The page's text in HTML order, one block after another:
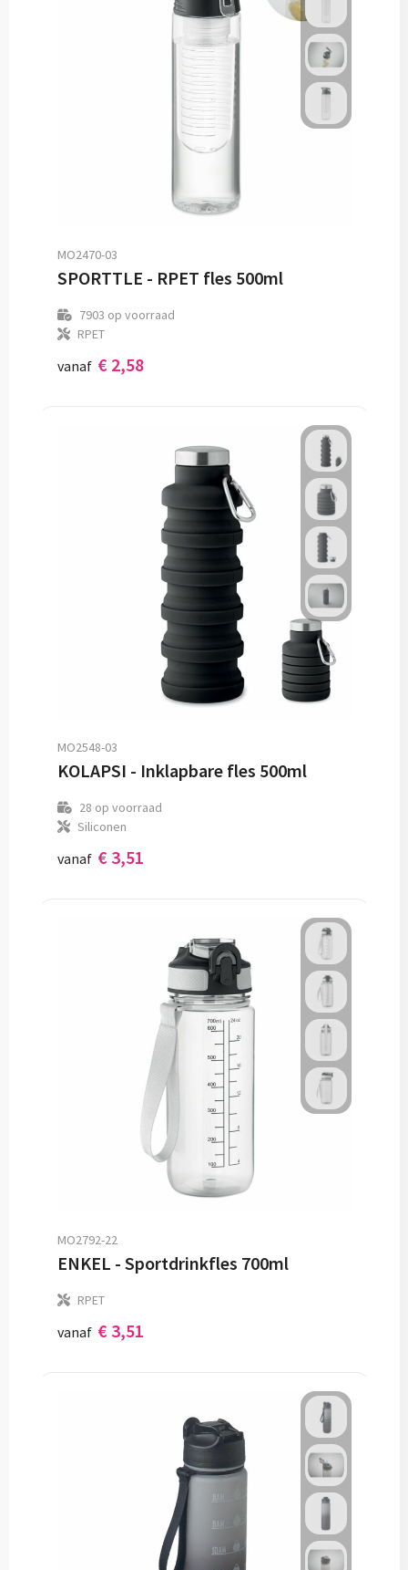
MO2470-03
SPORTTLE - RPET fles 500ml
7903 op voorraad
RPET
vanaf € 2,58
MO2548-03
KOLAPSI - Inklapbare fles 500ml
28 op voorraad
Siliconen
vanaf € 3,51
MO2792-22
ENKEL - Sportdrinkfles 700ml
RPET
vanaf € 3,51